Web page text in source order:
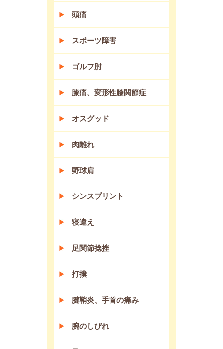
頭痛
スポーツ障害
ゴルフ肘
膝痛、変形性膝関節症
オスグッド
肉離れ
野球肩
シンスプリント
寝違え
足関節捻挫
打撲
腱鞘炎、手首の痛み
腕のしびれ